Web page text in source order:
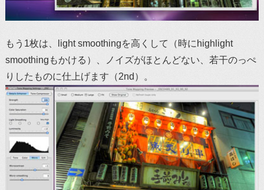
もう1枚は、light smoothingを高くして（時にhighlight
smoothingもかける）、ノイズがほとんどない、若干のっぺ
りしたものに仕上げます（2nd）。